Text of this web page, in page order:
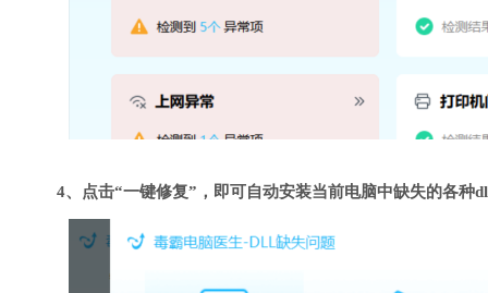
4、点击“一键修复”，即可自动安装当前电脑中缺失的各种